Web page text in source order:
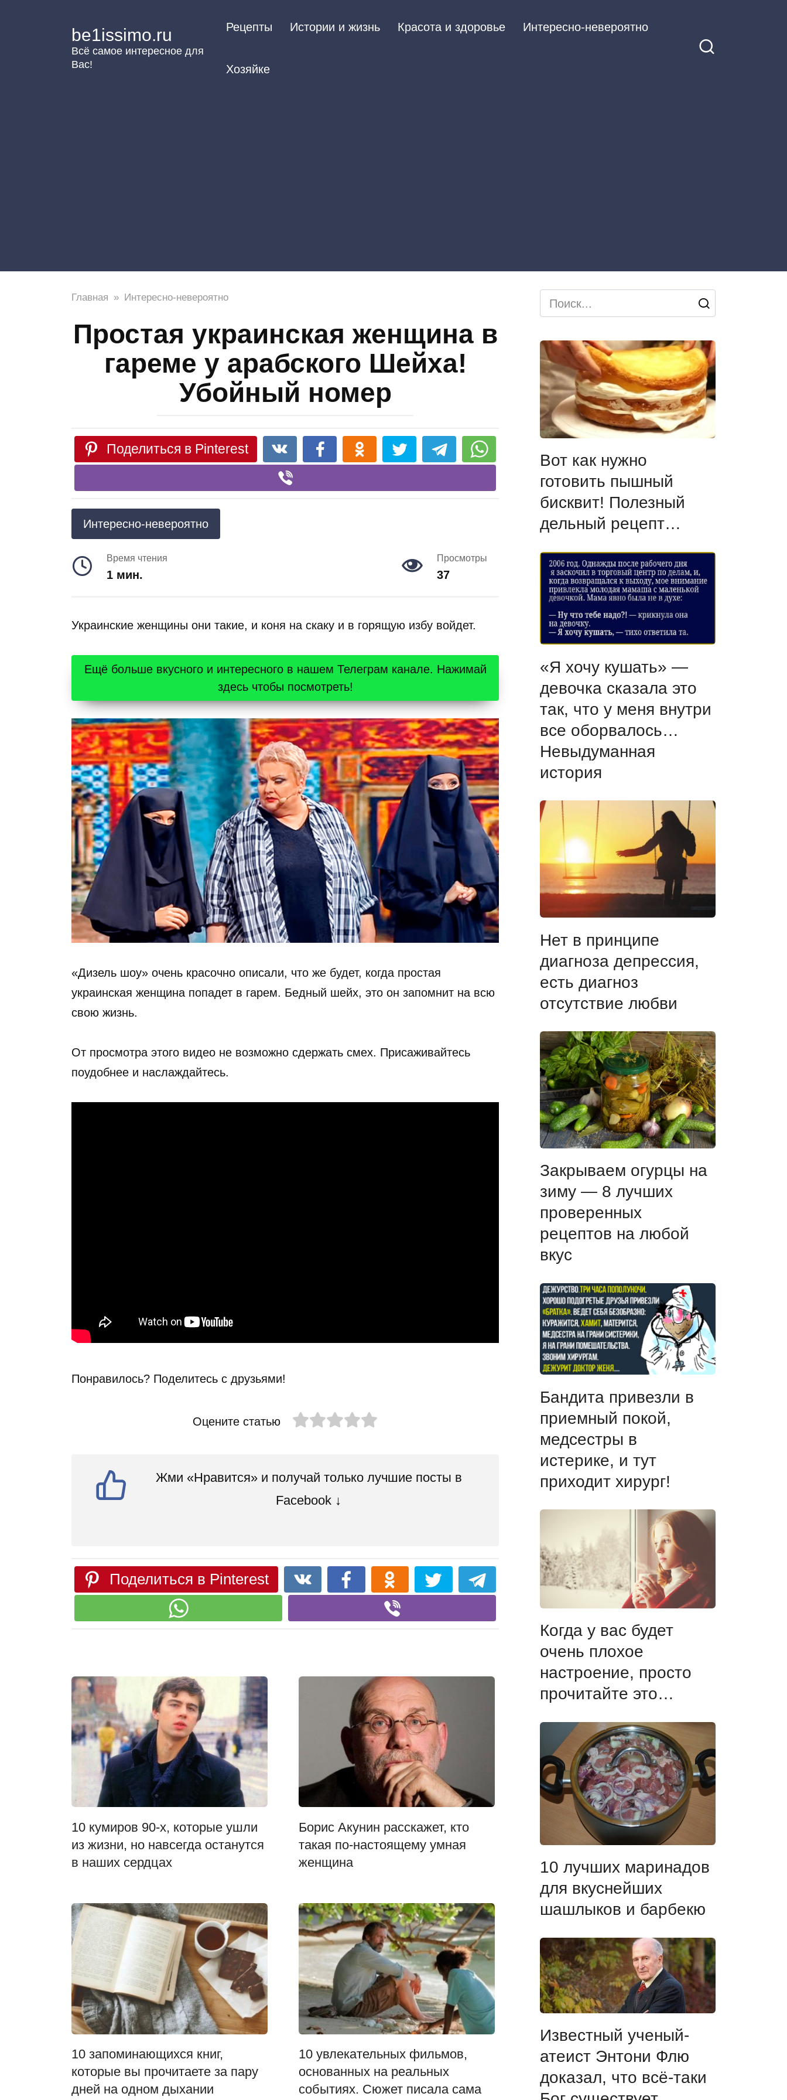
be1issimo.ru
Всё самое интересное для
Вас!
Рецепты Истории и жизнь Красота и здоровье Интересно-невероятно
Хозяйке
Главная » Интересно-невероятно
Простая украинская женщина в
гареме у арабского Шейха!
Убойный номер
Поделиться в Pinterest
Интересно-невероятно
Время чтения
1 мин.
Просмотры
37
Украинские женщины они такие, и коня на скаку и в горящую избу войдет.
Ещё больше вкусного и интересного в нашем Телеграм канале. Нажимай
здесь чтобы посмотреть!
«Дизель шоу» очень красочно описали, что же будет, когда простая
украинская женщина попадет в гарем. Бедный шейх, это он запомнит на всю
свою жизнь.
От просмотра этого видео не возможно сдержать смех. Присаживайтесь
поудобнее и наслаждайтесь.
Понравилось? Поделитесь с друзьями!
Оцените статью
Жми «Нравится» и получай только лучшие посты в
Facebook ↓
Поделиться в Pinterest
10 кумиров 90-х, которые ушли
из жизни, но навсегда останутся
в наших сердцах
Борис Акунин расскажет, кто
такая по-настоящему умная
женщина
10 запоминающихся книг,
которые вы прочитаете за пару
дней на одном дыхании
10 увлекательных фильмов,
основанных на реальных
событиях. Сюжет писала сама
Search
for:
Вот как нужно
готовить пышный
бисквит! Полезный
дельный рецепт…
«Я хочу кушать» —
девочка сказала это
так, что у меня внутри
все оборвалось…
Невыдуманная
история
Нет в принципе
диагноза депрессия,
есть диагноз
отсутствие любви
Закрываем огурцы на
зиму — 8 лучших
проверенных
рецептов на любой
вкус
Бандита привезли в
приемный покой,
медсестры в
истерике, и тут
приходит хирург!
Когда у вас будет
очень плохое
настроение, просто
прочитайте это…
10 лучших маринадов
для вкуснейших
шашлыков и барбекю
Известный ученый-
атеист Энтони Флю
доказал, что всё-таки